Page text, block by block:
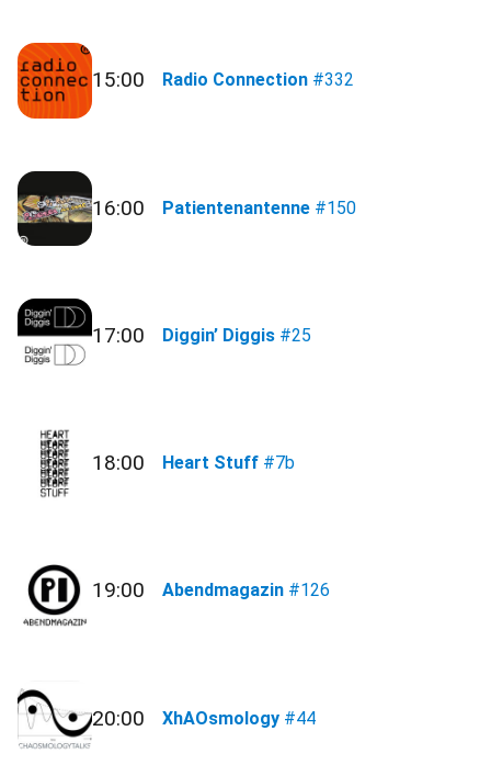
15:00 Radio Connection #332
16:00 Patientenantenne #150
17:00 Diggin’ Diggis #25
18:00 Heart Stuff #7b
19:00 Abendmagazin #126
20:00 XhAOsmology #44